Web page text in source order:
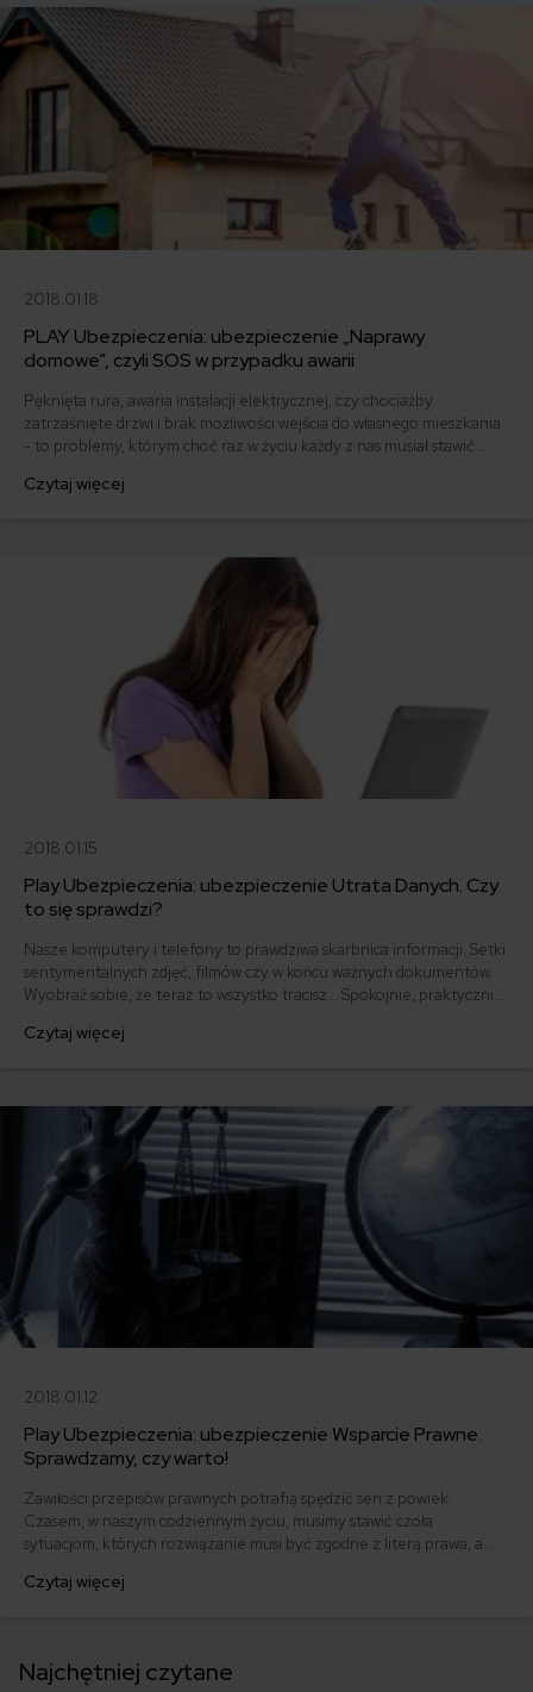
2018.01.18
PLAY Ubezpieczenia: ubezpieczenie „Naprawy
domowe”, czyli SOS w przypadku awarii
Pęknięta rura, awaria instalacji elektrycznej, czy chociażby
zatrzaśnięte drzwi i brak możliwości wejścia do własnego mieszkania
- to problemy, którym choć raz w życiu każdy z nas musiał stawić
„złotą rączkę”. Dla wszystkich innych Play przygotował
Czytaj więcej
2018.01.15
Play Ubezpieczenia: ubezpieczenie Utrata Danych. Czy
to się sprawdzi?
Nasze komputery i telefony to prawdziwa skarbnica informacji. Setki
sentymentalnych zdjęć, filmów czy w końcu ważnych dokumentów.
Wyobraź sobie, że teraz to wszystko tracisz... Spokojnie, praktycznie
odzyskanie danych. Z pomocą w takich sytuacjach przyjdzie Play
Czytaj więcej
2018.01.12
Play Ubezpieczenia: ubezpieczenie Wsparcie Prawne.
Sprawdzamy, czy warto!
Zawiłości przepisów prawnych potrafią spędzić sen z powiek.
Czasem, w naszym codziennym życiu, musimy stawić czoła
sytuacjom, których rozwiązanie musi być zgodne z literą prawa, a
PLAY Ubezpieczenia "Wsparcie Prawne" i czy warto je mieć?
Czytaj więcej
Najchętniej czytane